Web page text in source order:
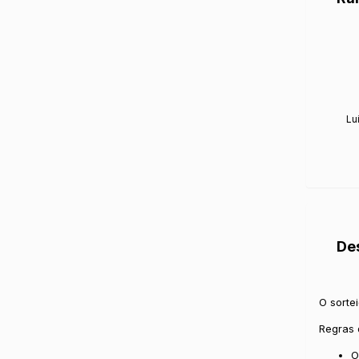
O
Regras